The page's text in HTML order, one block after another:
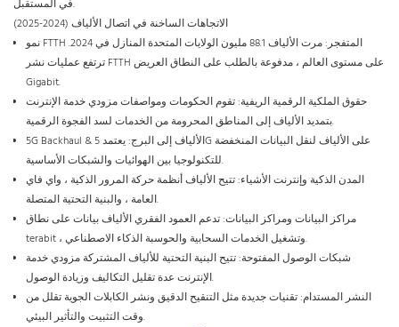
في المستقبل.
الاتجاهات الساخنة في اتصال الألياف (2024-2025)
نمو FTTH المتفجر: مرت الألياف 88.1 مليون الولايات المتحدة المنازل في 2024.
ترتفع عمليات نشر FTTH على مستوى العالم ، مدفوعة بالطلب على النطاق العريض
Gigabit.
حقوق الملكية الرقمية الريفية: تقوم الحكومات ومواصفات مزودي خدمة الإنترنت
بتمديد الألياف إلى المناطق المحرومة من الخدمات لسد الفجوة الرقمية.
5G Backhaul & الألياف إلى البرج: يعتمد 5G على الألياف لنقل البيانات المنخفضة
للتكنولوجيا بين الهوائيات والشبكات الأساسية.
المدن الذكية وإنترنت الأشياء: تتيح الألياف أنظمة حركة المرور الذكية ، واي فاي
العامة ، والبنية التحتية المتصلة.
مراكز البيانات ومراكز البيانات: تدعم العمود الفقري الألياف بيانات على نطاق
terabit ، وتشغيل الخدمات السحابية والحوسبة الذكاء الاصطناعي.
شبكات الوصول المفتوحة: تتيح البنية التحتية للألياف المشتركة مزودي خدمة
الإنترنت عدة تقليل التكاليف وزيادة الوصول.
النشر المستدام: تقنيات جديدة مثل التنقيح الدقيق ونشر الكابلات الجوية تقلل من
وقت التثبيت والتأثير البيئي.